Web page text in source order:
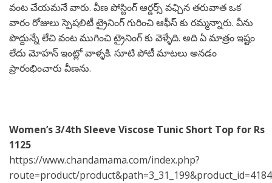
వంట చేయమనే వారు. వీణ పోస్టింగ్ ఆర్డర్స్ వఛ్చిన తరువాత ఒక
వారం రోజులు స్పెషలిటీ ట్రైనింగ్ గురించి ఆఫీస్ కు రమ్మన్నారు. వీను
పొద్దున్నే లేచి వంట ముగించి ట్రైనింగ్ కు వెళ్ళేది. అది ఏ మాత్రం ఇష్టం
లేదు మోహన్ ఇంట్లో వాళ్ళకి. సూటి పోటీ మాటలు అనడం
ప్రారంభించారు వీణను.
Women’s 3/4th Sleeve Viscose Tunic Short Top for Rs
1125
https://www.chandamama.com/index.php?
route=product/